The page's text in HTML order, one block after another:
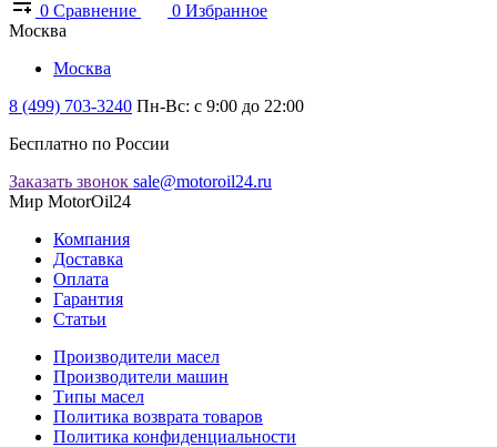
0 Сравнение 0 Избранное
Москва
Москва
8 (499) 703-3240 Пн-Вс: с 9:00 до 22:00
Бесплатно по России
Заказать звонок sale@motoroil24.ru
Мир MotorOil24
Компания
Доставка
Оплата
Гарантия
Статьи
Производители масел
Производители машин
Типы масел
Политика возврата товаров
Политика конфиденциальности